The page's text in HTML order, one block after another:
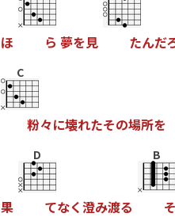
ほ ら 夢を見 たんだ
C
粉々に壊れたその場所を
果
D
てなく澄み渡る
B
そ